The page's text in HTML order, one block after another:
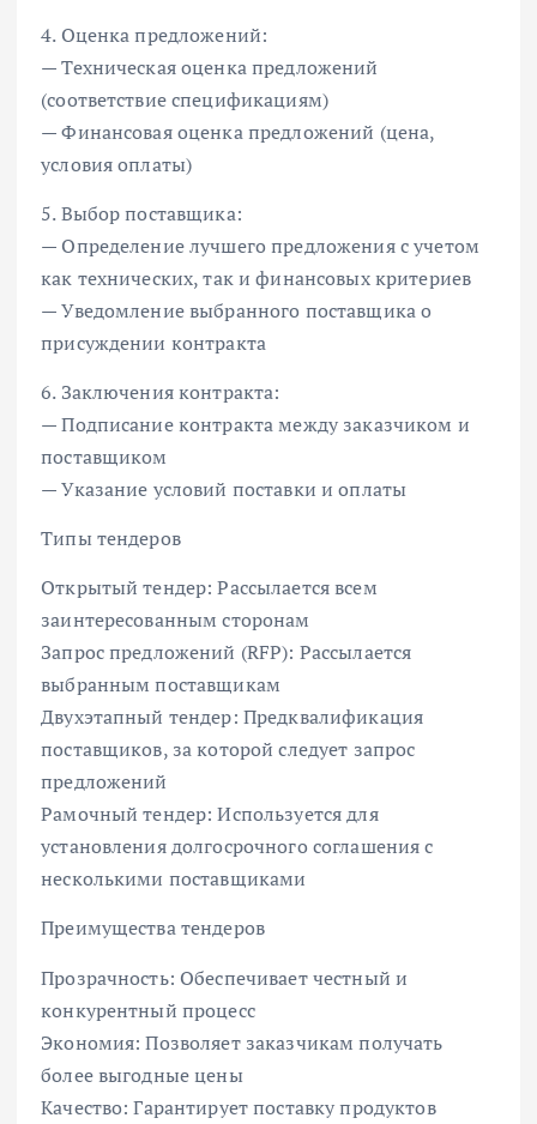
4. Оценка предложений:
— Техническая оценка предложений
(соответствие спецификациям)
— Финансовая оценка предложений (цена,
условия оплаты)
5. Выбор поставщика:
— Определение лучшего предложения с учетом
как технических, так и финансовых критериев
— Уведомление выбранного поставщика о
присуждении контракта
6. Заключения контракта:
— Подписание контракта между заказчиком и
поставщиком
— Указание условий поставки и оплаты
Типы тендеров
Открытый тендер: Рассылается всем
заинтересованным сторонам
Запрос предложений (RFP): Рассылается
выбранным поставщикам
Двухэтапный тендер: Предквалификация
поставщиков, за которой следует запрос
предложений
Рамочный тендер: Используется для
установления долгосрочного соглашения с
несколькими поставщиками
Преимущества тендеров
Прозрачность: Обеспечивает честный и
конкурентный процесс
Экономия: Позволяет заказчикам получать
более выгодные цены
Качество: Гарантирует поставку продуктов